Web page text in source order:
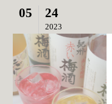
05 24
2023